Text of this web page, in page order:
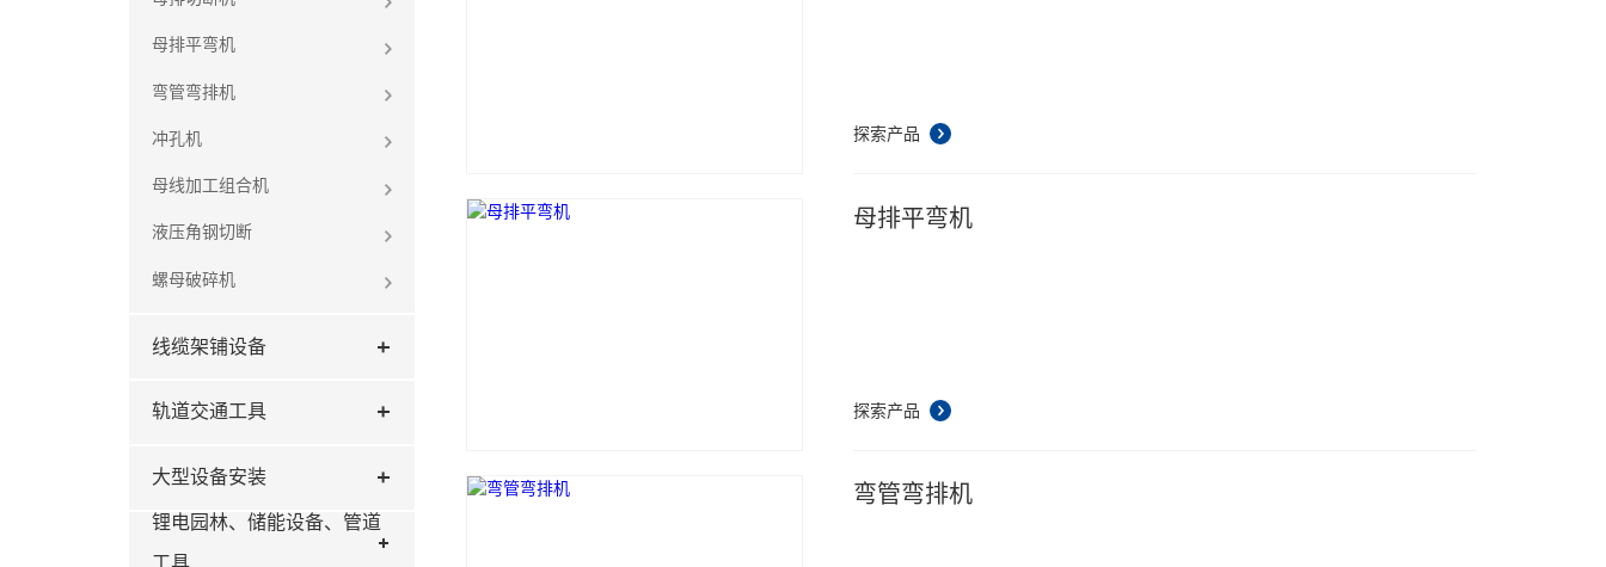
母排平弯机
弯管弯排机
冲孔机
母线加工组合机
液压角钢切断
螺母破碎机
线缆架铺设备
轨道交通工具
大型设备安装
锂电园林、储能设备、管道
工具
探索产品
母排平弯机
探索产品
弯管弯排机